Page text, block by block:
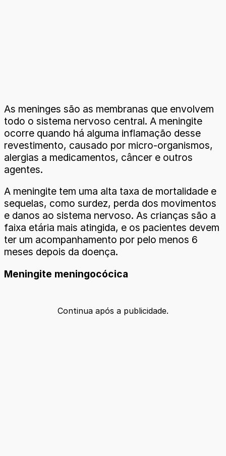
As meninges são as membranas que envolvem
todo o sistema nervoso central. A meningite
ocorre quando há alguma inflamação desse
revestimento, causado por micro-organismos,
alergias a medicamentos, câncer e outros
agentes.
A meningite tem uma alta taxa de mortalidade e
sequelas, como surdez, perda dos movimentos
e danos ao sistema nervoso. As crianças são a
faixa etária mais atingida, e os pacientes devem
ter um acompanhamento por pelo menos 6
meses depois da doença.
Meningite meningocócica
Continua após a publicidade.